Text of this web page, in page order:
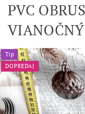
PVC
Tip
DOPREDAJ